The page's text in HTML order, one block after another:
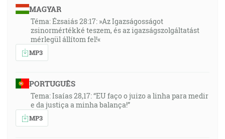
MAGYAR
Téma: Ézsaiás 28:17: »Az Igazságosságot
zsinormértékké teszem, és az igazságszolgáltatást
mérlegül állítom fel!«
MP3
PORTUGUÊS
Tema: Isaías 28,17: “EU faço o juizo a linha para medir
e da justiça a minha balança!”
MP3